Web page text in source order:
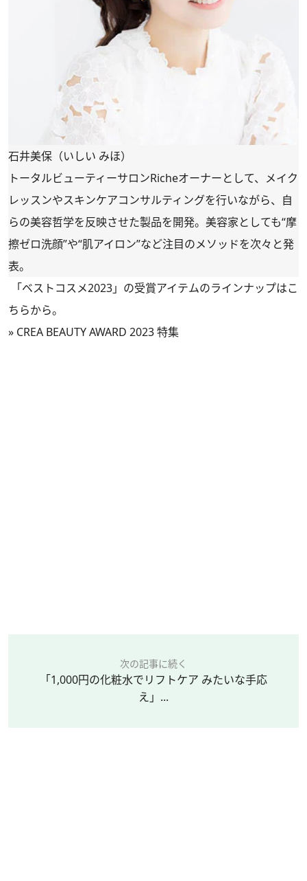
石井美保（いしい みほ）
トータルビューティーサロンRicheオーナーとして、メイク
レッスンやスキンケアコンサルティングを行いながら、自
らの美容哲学を反映させた製品を開発。美容家としても“摩
擦ゼロ洗顔”や“肌アイロン”など注目のメソッドを次々と発
表。
「ベストコスメ2023」の受賞アイテムのラインナップはこ
ちらから。
» CREA BEAUTY AWARD 2023 特集
次の記事に続く
「1,000円の化粧水でリフトケア みたいな手応
え」...